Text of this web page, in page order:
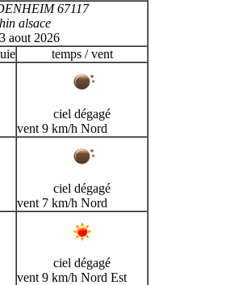
67117
alsace
aout 2026
temps / vent
ciel dégagé
vent 9 km/h Nord
ciel dégagé
vent 7 km/h Nord
ciel dégagé
vent 9 km/h Nord Est